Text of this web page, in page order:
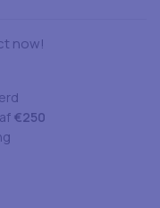
now!
€250